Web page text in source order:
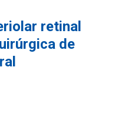
retinal
de